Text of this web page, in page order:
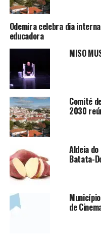
Odemira celebra dia
educadora
MISO
Comité
2030
Aldeia
Batata-
de